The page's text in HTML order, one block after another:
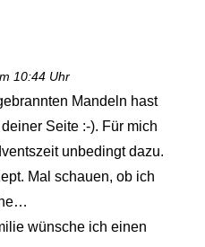
10:44 Uhr
Mandeln hast
Seite :-). Für mich
unbedingt dazu.
Mal schauen, ob ich
wünsche ich einen